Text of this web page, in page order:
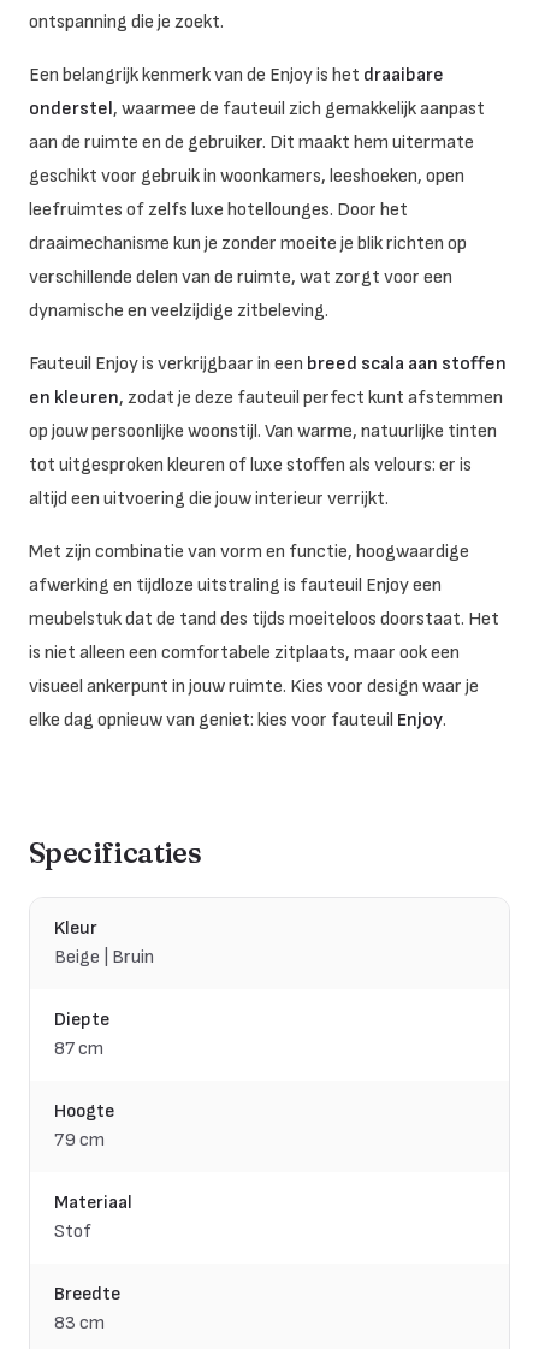
ontspanning die je zoekt.
Een belangrijk kenmerk van de Enjoy is het draaibare
onderstel, waarmee de fauteuil zich gemakkelijk aanpast
aan de ruimte en de gebruiker. Dit maakt hem uitermate
geschikt voor gebruik in woonkamers, leeshoeken, open
leefruimtes of zelfs luxe hotellounges. Door het
draaimechanisme kun je zonder moeite je blik richten op
verschillende delen van de ruimte, wat zorgt voor een
dynamische en veelzijdige zitbeleving.
Fauteuil Enjoy is verkrijgbaar in een breed scala aan stoffen
en kleuren, zodat je deze fauteuil perfect kunt afstemmen
op jouw persoonlijke woonstijl. Van warme, natuurlijke tinten
tot uitgesproken kleuren of luxe stoffen als velours: er is
altijd een uitvoering die jouw interieur verrijkt.
Met zijn combinatie van vorm en functie, hoogwaardige
afwerking en tijdloze uitstraling is fauteuil Enjoy een
meubelstuk dat de tand des tijds moeiteloos doorstaat. Het
is niet alleen een comfortabele zitplaats, maar ook een
visueel ankerpunt in jouw ruimte. Kies voor design waar je
elke dag opnieuw van geniet: kies voor fauteuil Enjoy.
Specificaties
Kleur
Beige | Bruin
Diepte
87 cm
Hoogte
79 cm
Materiaal
Stof
Breedte
83 cm